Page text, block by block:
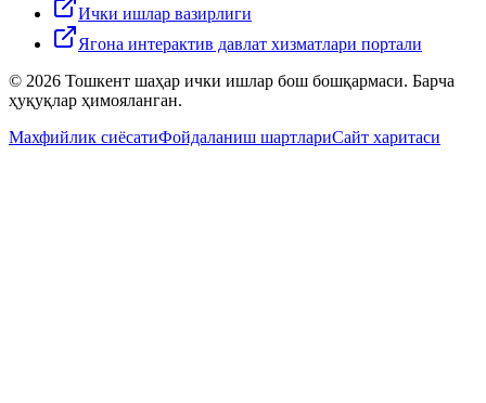
Ички ишлар вазирлиги
Ягона интерактив давлат хизматлари портали
© 2026 Тошкент шаҳар ички ишлар бош бошқармаси. Барча
ҳуқуқлар ҳимояланган.
Махфийлик сиёсатиФойдаланиш шартлариСайт харитаси